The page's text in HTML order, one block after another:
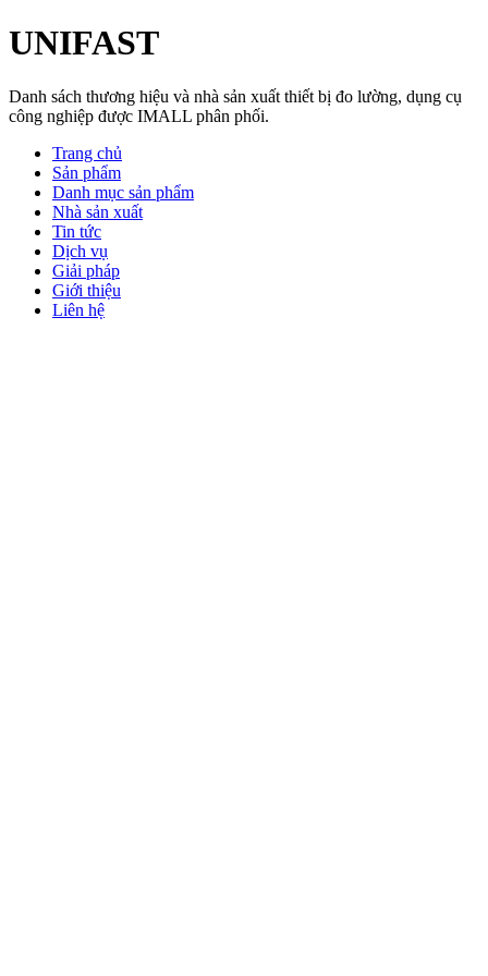
UNIFAST
Danh sách thương hiệu và nhà sản xuất thiết bị đo lường, dụng cụ
công nghiệp được IMALL phân phối.
Trang chủ
Sản phẩm
Danh mục sản phẩm
Nhà sản xuất
Tin tức
Dịch vụ
Giải pháp
Giới thiệu
Liên hệ